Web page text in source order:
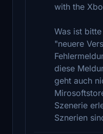
with the
Was ist
"neuere
diese
geht auch
Szenerie
Sznerien